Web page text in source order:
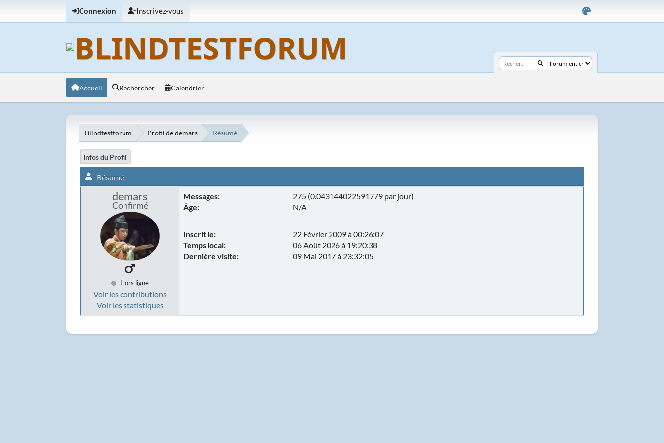
Connexion Inscrivez-vous
Accueil Rechercher Calendrier
Blindtestforum Profil de demars Résumé
Infos du Profil
Résumé
demars
Confirmé
Hors ligne
Voir les contributions
Voir les statistiques
Messages:
275 (0.043144022591779 par jour)
Âge:
N/A
Inscrit le:
22 Février 2009 à 00:26:07
Temps local:
06 Août 2026 à 19:20:38
Dernière visite:
09 Mai 2017 à 23:32:05